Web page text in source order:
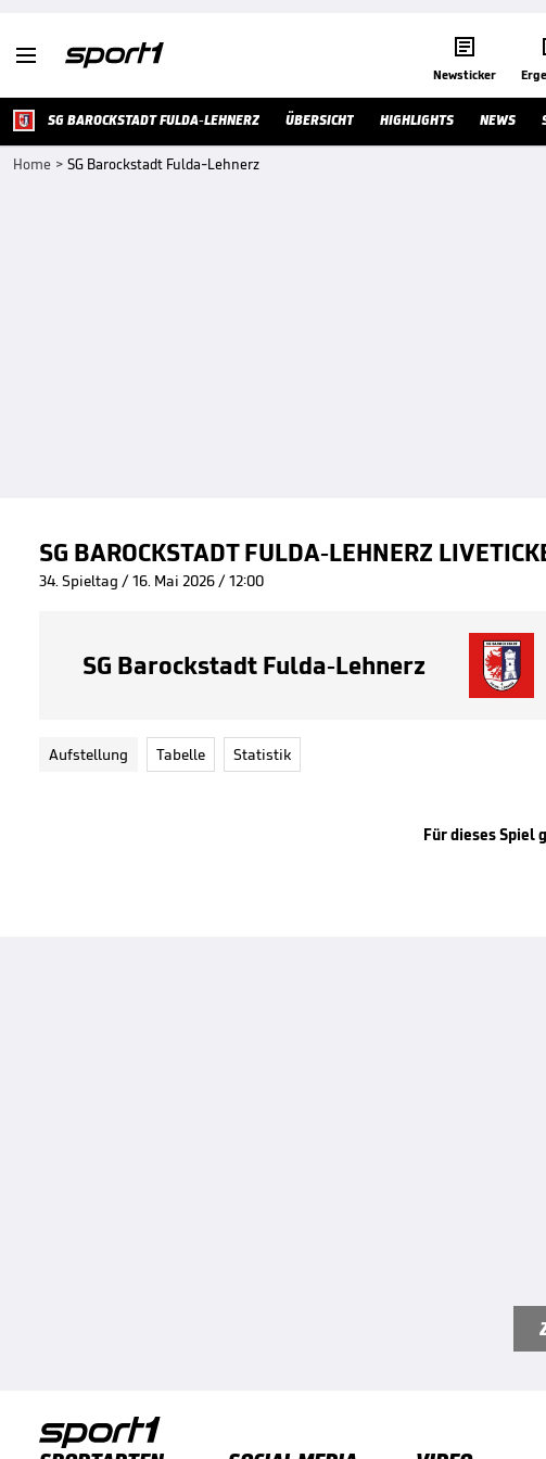
 
Newsticker
SG BAROCKSTADT FULDA-LEHNERZ ÜBERSICHT HIGHLIGHTS NEWS
Home > SG Barockstadt Fulda-Lehnerz
SG BAROCKSTADT FULDA-LEHNERZ
34. Spieltag / 16. Mai 2026 / 12:00
SG Barockstadt Fulda-Lehnerz
Aufstellung Tabelle Statistik
Für dieses Spiel